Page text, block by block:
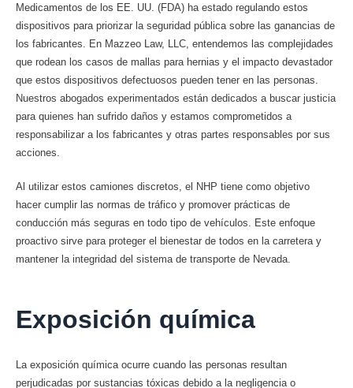
Medicamentos de los EE. UU. (FDA) ha estado regulando estos
dispositivos para priorizar la seguridad pública sobre las ganancias de
los fabricantes. En Mazzeo Law, LLC, entendemos las complejidades
que rodean los casos de mallas para hernias y el impacto devastador
que estos dispositivos defectuosos pueden tener en las personas.
Nuestros abogados experimentados están dedicados a buscar justicia
para quienes han sufrido daños y estamos comprometidos a
responsabilizar a los fabricantes y otras partes responsables por sus
acciones.
Al utilizar estos camiones discretos, el NHP tiene como objetivo
hacer cumplir las normas de tráfico y promover prácticas de
conducción más seguras en todo tipo de vehículos. Este enfoque
proactivo sirve para proteger el bienestar de todos en la carretera y
mantener la integridad del sistema de transporte de Nevada.
Exposición química
La exposición química ocurre cuando las personas resultan
perjudicadas por sustancias tóxicas debido a la negligencia o